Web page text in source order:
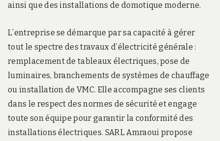
ainsi que des installations de domotique moderne.
L’entreprise se démarque par sa capacité à gérer
tout le spectre des travaux d’électricité générale :
remplacement de tableaux électriques, pose de
luminaires, branchements de systèmes de chauffage
ou installation de VMC. Elle accompagne ses clients
dans le respect des normes de sécurité et engage
toute son équipe pour garantir la conformité des
installations électriques. SARL Amraoui propose